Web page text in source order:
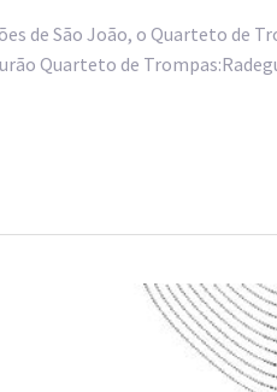
de São João, o Quarteto de
Quarteto de